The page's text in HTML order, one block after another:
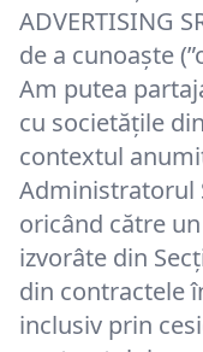
ADVERTISING
de a cunoaște
Am putea
cu societățile
contextul
Administratorul
oricând către
izvorâte din
din contractele
inclusiv prin